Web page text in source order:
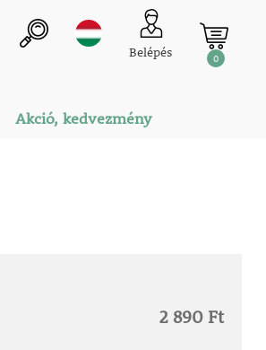
Belépés 0
Akció, kedvezmény
2 890 Ft